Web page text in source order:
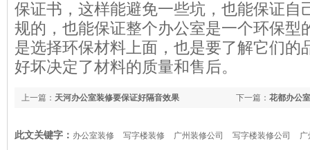
保证书，这样能避免一些坑，也能保证自
规的，也能保证整个办公室是一个环保型
是选择环保材料上面，也是要了解它们的
好坏决定了材料的质量和售后。
下一篇： 花都办公
上一篇： 天河办公室装修要保证好隔音效果
此文关键字： 办公室装修 写字楼装修 广州装修公司 写字楼装修公司 广